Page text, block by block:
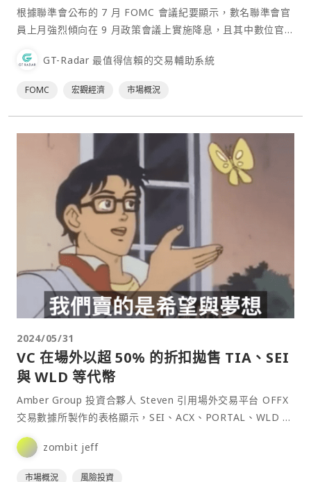
根據聯準會公布的 7 月 FOMC 會議紀要顯示，數名聯準會官
員上月強烈傾向在 9 月政策會議上實施降息，且其中數位官
大多數官員認為，若接下來公布的數據符合預期，則下次會議
GT-Radar 最值得信賴的交易輔助系統
FOMC 宏觀經濟 市場概況
2024/05/31
VC 在場外以超 50% 的折扣拋售 TIA、SEI
與 WLD 等代幣
Amber Group 投資合夥人 Steven 引用場外交易平台 OFFX
交易數據所製作的表格顯示，SEI、ACX、PORTAL、WLD 與
TIA 等代幣早期投資人，都在場外以大於 50% 折價出售代幣
份額（這些代幣由於尚未解鎖，因此只能透過 OTC 的方式交
zombit jeff
市場概況 風險投資